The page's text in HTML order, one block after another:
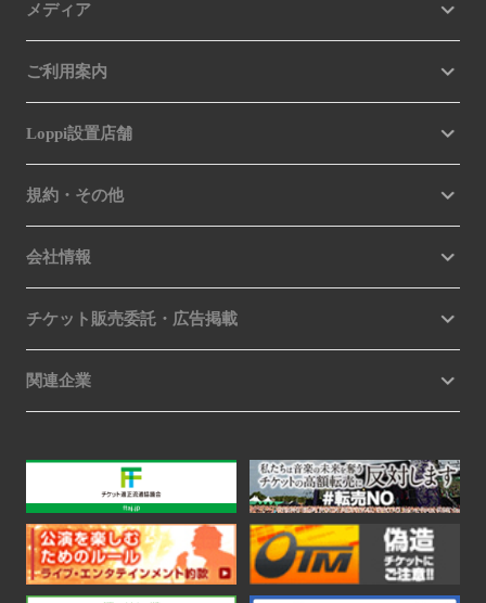
メディア
ご利用案内
Loppi設置店舗
規約・その他
会社情報
チケット販売委託・広告掲載
関連企業